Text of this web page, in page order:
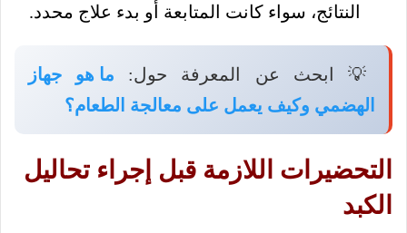
النتائج، سواء كانت المتابعة أو بدء علاج محدد.
💡 ابحث عن المعرفة حول: ما هو جهاز
الهضمي وكيف يعمل على معالجة الطعام؟
التحضيرات اللازمة قبل إجراء تحاليل
الكبد